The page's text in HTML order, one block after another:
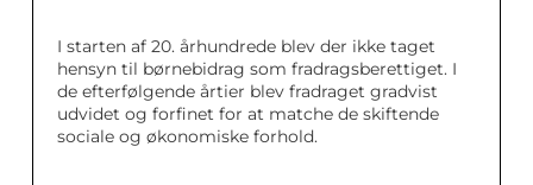
I starten af 20. århundrede blev der ikke taget
hensyn til børnebidrag som fradragsberettiget. I
de efterfølgende årtier blev fradraget gradvist
udvidet og forfinet for at matche de skiftende
sociale og økonomiske forhold.